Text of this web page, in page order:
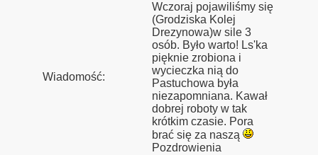
Wiadomość:
Wczoraj pojawiliśmy się
(Grodziska Kolej
Drezynowa)w sile 3
osób. Było warto! Ls'ka
pięknie zrobiona i
wycieczka nią do
Pastuchowa była
niezapomniana. Kawał
dobrej roboty w tak
krótkim czasie. Pora
brać się za naszą
Pozdrowienia